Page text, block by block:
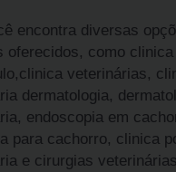
encontra diversas
oferecidos, como
veterinárias,
dermatologia,
endoscopia em
para cachorro, clinica
e cirurgias